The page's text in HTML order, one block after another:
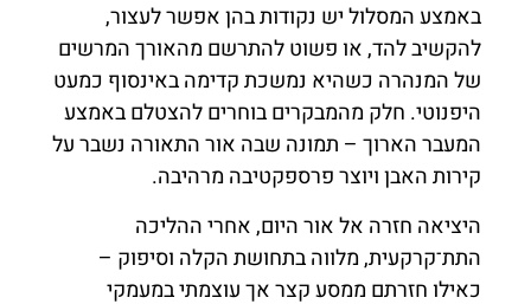
באמצע המסלול יש נקודות בהן אפשר לעצור,
להקשיב להד, או פשוט להתרשם מהאורך המרשים
של המנהרה כשהיא נמשכת קדימה באינסוף כמעט
היפנוטי. חלק מהמבקרים בוחרים להצטלם באמצע
המעבר הארוך – תמונה שבה אור התאורה נשבר על
קירות האבן ויוצר פרספקטיבה מרהיבה.
היציאה חזרה אל אור היום, אחרי ההליכה
התת־קרקעית, מלווה בתחושת הקלה וסיפוק –
כאילו חזרתם ממסע קצר אך עוצמתי במעמקי